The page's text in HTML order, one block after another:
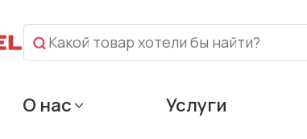
О нас Услуги